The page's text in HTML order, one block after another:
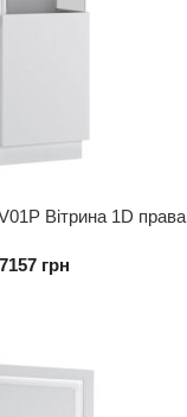
Вітрина 1D права
грн